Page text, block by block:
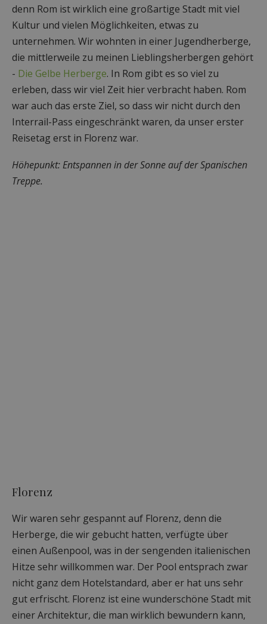
denn Rom ist wirklich eine großartige Stadt mit viel
Kultur und vielen Möglichkeiten, etwas zu
unternehmen. Wir wohnten in einer Jugendherberge,
die mittlerweile zu meinen Lieblingsherbergen gehört
- Die Gelbe Herberge. In Rom gibt es so viel zu
erleben, dass wir viel Zeit hier verbracht haben. Rom
war auch das erste Ziel, so dass wir nicht durch den
Interrail-Pass eingeschränkt waren, da unser erster
Reisetag erst in Florenz war.
Höhepunkt: Entspannen in der Sonne auf der Spanischen
Treppe.
Florenz
Wir waren sehr gespannt auf Florenz, denn die
Herberge, die wir gebucht hatten, verfügte über
einen Außenpool, was in der sengenden italienischen
Hitze sehr willkommen war. Der Pool entsprach zwar
nicht ganz dem Hotelstandard, aber er hat uns sehr
gut erfrischt. Florenz ist eine wunderschöne Stadt mit
einer Architektur, die man wirklich bewundern kann,